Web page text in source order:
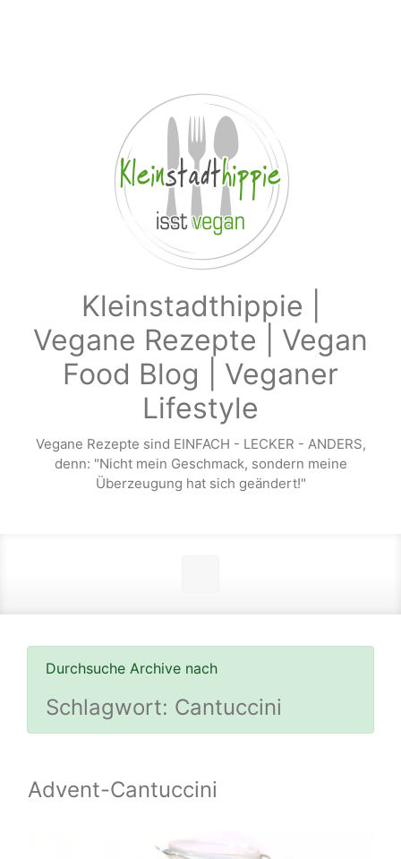
Kleinstadthippie |
Vegane Rezepte | Vegan
Food Blog | Veganer
Lifestyle
Vegane Rezepte sind EINFACH - LECKER - ANDERS,
denn: "Nicht mein Geschmack, sondern meine
Überzeugung hat sich geändert!"
Durchsuche Archive nach
Schlagwort: Cantuccini
Advent-Cantuccini